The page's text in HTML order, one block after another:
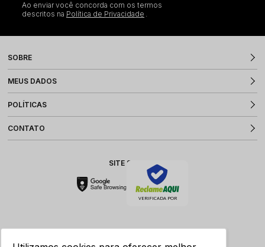
Ao enviar você concorda com os termos
descritos na Política de Privacidade
SOBRE
MEUS DADOS
POLÍTICAS
CONTATO
SITE SEGURO
VERIFICADA POR